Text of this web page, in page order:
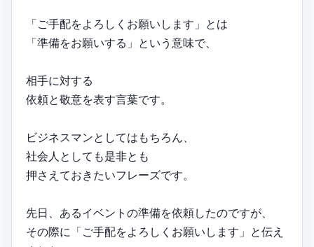
「ご手配をよろしくお願いします」とは
「準備をお願いする」という意味で、
相手に対する
依頼と敬意を表す言葉です。
ビジネスマンとしてはもちろん、
社会人としても是非とも
押さえておきたいフレーズです。
先日、あるイベントの準備を依頼したのですが、
その際に「ご手配をよろしくお願いします」と伝え